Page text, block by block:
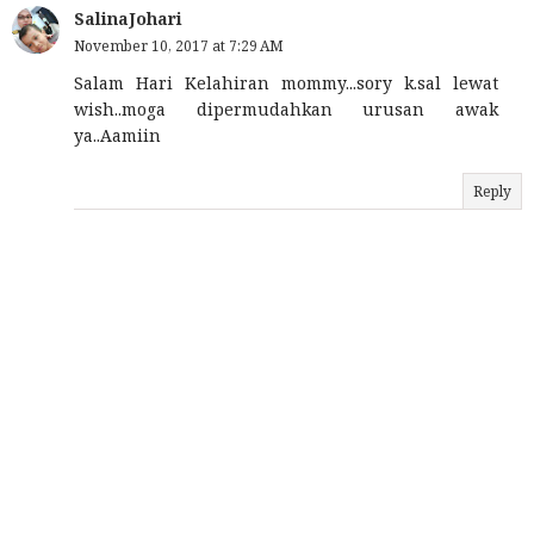
SalinaJohari
November 10, 2017 at 7:29 AM
Salam Hari Kelahiran mommy...sory k.sal lewat
wish..moga dipermudahkan urusan awak
ya..Aamiin
Reply